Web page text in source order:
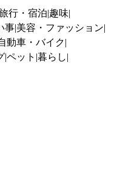
行・宿泊 趣味
事 美容・ファッション
動車・バイク
ペット 暮らし